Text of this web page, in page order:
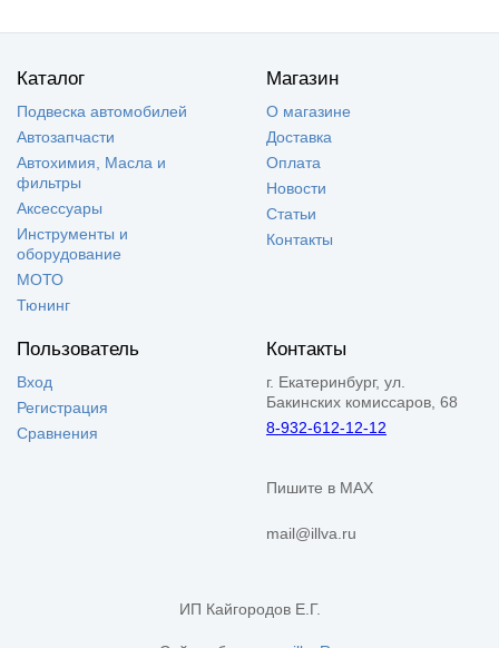
Каталог
Подвеска автомобилей
Автозапчасти
Автохимия, Масла и
фильтры
Аксессуары
Инструменты и
оборудование
МОТО
Тюнинг
Магазин
О магазине
Доставка
Оплата
Новости
Статьи
Контакты
Пользователь
Вход
Регистрация
Сравнения
Контакты
г. Екатеринбург, ул.
Бакинских комиссаров, 68
8-932-612-12-12
Пишите в MAX
mail@illva.ru
ИП Кайгородов Е.Г.